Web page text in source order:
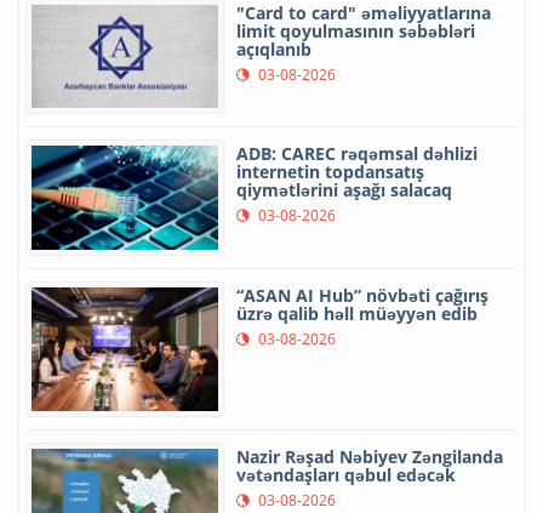
"Card to card" əməliyyatlarına
limit qoyulmasının səbəbləri
açıqlanıb
03-08-2026
ADB: CAREC rəqəmsal dəhlizi
internetin topdansatış
qiymətlərini aşağı salacaq
03-08-2026
“ASAN AI Hub” növbəti çağırış
üzrə qalib həll müəyyən edib
03-08-2026
Nazir Rəşad Nəbiyev Zəngilanda
vətəndaşları qəbul edəcək
03-08-2026